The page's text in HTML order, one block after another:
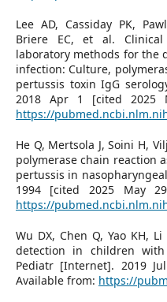
Lee AD, Cassiday PK,
Briere EC, et al.
laboratory methods for the
infection: Culture,
pertussis toxin IgG
2018 Apr 1 [cited 2025
https://
He Q, Mertsola J, Soini H,
polymerase chain reaction
pertussis in
1994 [cited 2025 May
https://
Wu DX, Chen Q, Yao KH,
detection in children
Pediatr [Internet]. 2019
Available from: https://